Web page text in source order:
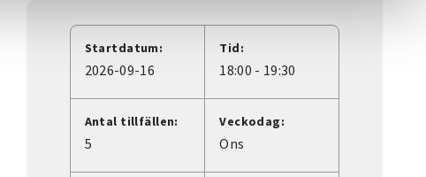
Startdatum:
2026-09-16
Tid:
18:00 - 19:30
Antal tillfällen:
5
Veckodag:
Ons